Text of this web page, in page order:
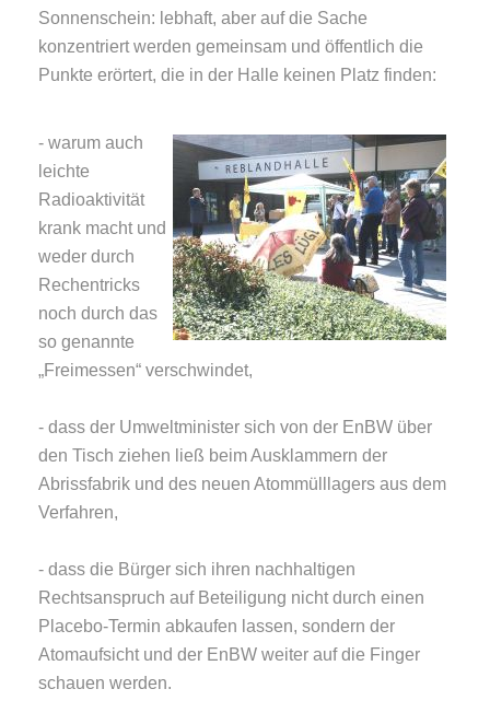
Sonnenschein: lebhaft, aber auf die Sache
konzentriert werden gemeinsam und öffentlich die
Punkte erörtert, die in der Halle keinen Platz finden:
- warum auch
leichte
Radioaktivität
krank macht und
weder durch
Rechentricks
noch durch das
so genannte
„Freimessen“ verschwindet,
- dass der Umweltminister sich von der EnBW über
den Tisch ziehen ließ beim Ausklammern der
Abrissfabrik und des neuen Atommülllagers aus dem
Verfahren,
- dass die Bürger sich ihren nachhaltigen
Rechtsanspruch auf Beteiligung nicht durch einen
Placebo-Termin abkaufen lassen, sondern der
Atomaufsicht und der EnBW weiter auf die Finger
schauen werden.